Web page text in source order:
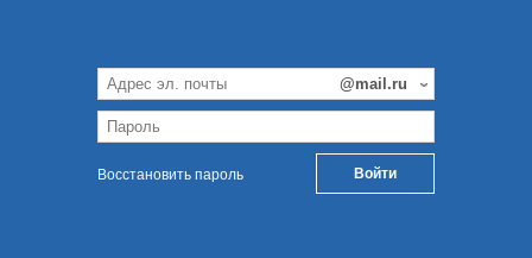
Восстановить пароль